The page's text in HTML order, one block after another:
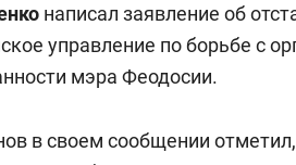
написал заявление об
управление по борьбе с
мэра Феодосии.
в своем сообщении